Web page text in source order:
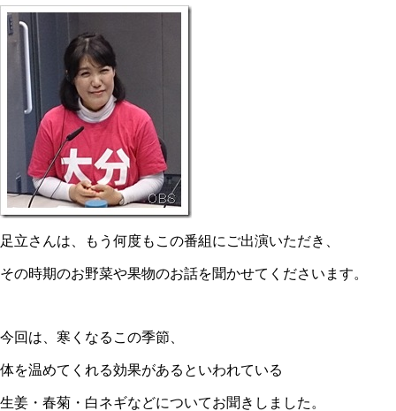
足立さんは、もう何度もこの番組にご出演いただき、
その時期のお野菜や果物のお話を聞かせてくださいます。
今回は、寒くなるこの季節、
体を温めてくれる効果があるといわれている
生姜・春菊・白ネギなどについてお聞きしました。